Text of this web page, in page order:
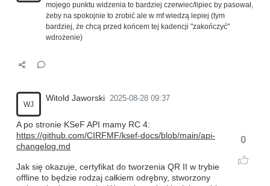
mojego punktu widzenia to bardziej czerwiec/lipiec by pasował,
żeby na spokojnie to zrobić ale w mf wiedzą lepiej (tym
bardziej, że chcą przed końcem tej kadencji "zakończyć"
wdrożenie)
WJ
Witold Jaworski 2025-08-28 09:37
0
A po stronie KSeF API mamy RC 4:
https://github.com/CIRFMF/ksef-docs/blob/main/api-
changelog.md
Jak się okazuje, certyfikat do tworzenia QR II w trybie
offline to będzie rodzaj całkiem odrębny, stworzony